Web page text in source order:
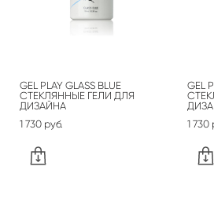
GEL PLAY GLASS BLUE
СТЕКЛЯННЫЕ ГЕЛИ ДЛЯ
ДИЗАЙНА
1 730 pуб.
GEL
1 730